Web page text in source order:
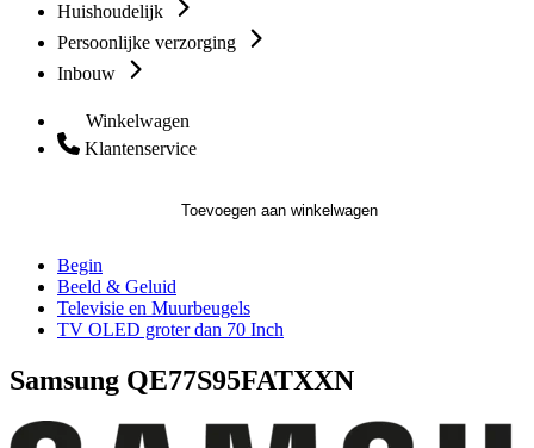
Huishoudelijk
Persoonlijke verzorging
Inbouw
Winkelwagen
Klantenservice
Toevoegen aan winkelwagen
Begin
Beeld & Geluid
Televisie en Muurbeugels
TV OLED groter dan 70 Inch
Samsung QE77S95FATXXN